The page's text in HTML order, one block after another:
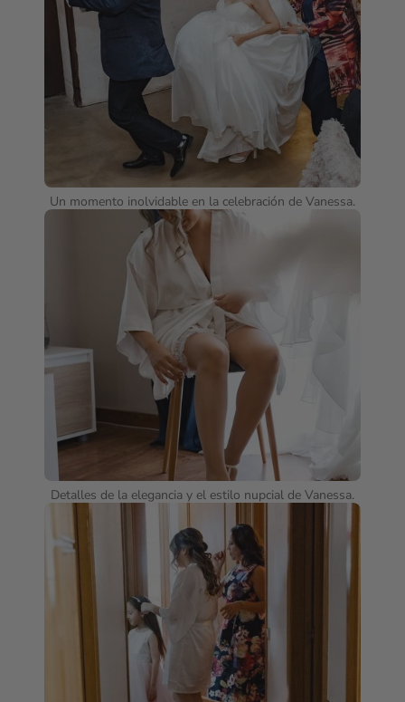
Un momento inolvidable en la celebración de Vanessa.
Detalles de la elegancia y el estilo nupcial de Vanessa.